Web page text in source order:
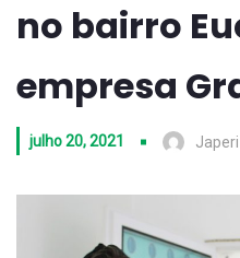
no bairro
empresa
julho 20, 2021 Japeri